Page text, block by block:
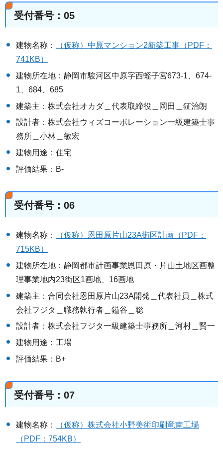
受付番号：05
建物名称：
（仮称）中原マンション2新築工事（PDF：
741KB）
建物所在地：静岡市駿河区中原字西蛭子宮673-1、674-
1、684、685
建築主：株式会社オカダ＿代表取締役＿岡田＿鉦治朗
設計者：株式会社ウィズコーポレーション一級建築士事
務所＿小林＿敏宏
建物用途：住宅
評価結果：B-
受付番号：06
建物名称：
（仮称）恩田原片山23A街区計画（PDF：
715KB）
建物所在地：静岡都市計画事業恩田原・片山土地区画整
理事業地内23街区1画地、16画地
建築主：合同会社恩田原片山23A開発＿代表社員＿株式
会社フジタ＿職務執行者＿鎰谷＿聡
設計者：株式会社フジタ一級建築士事務所＿河村＿賢一
建物用途：工場
評価結果：B+
受付番号：07
建物名称：
（仮称）株式会社小野美術印刷竜南工場
（PDF：754KB）